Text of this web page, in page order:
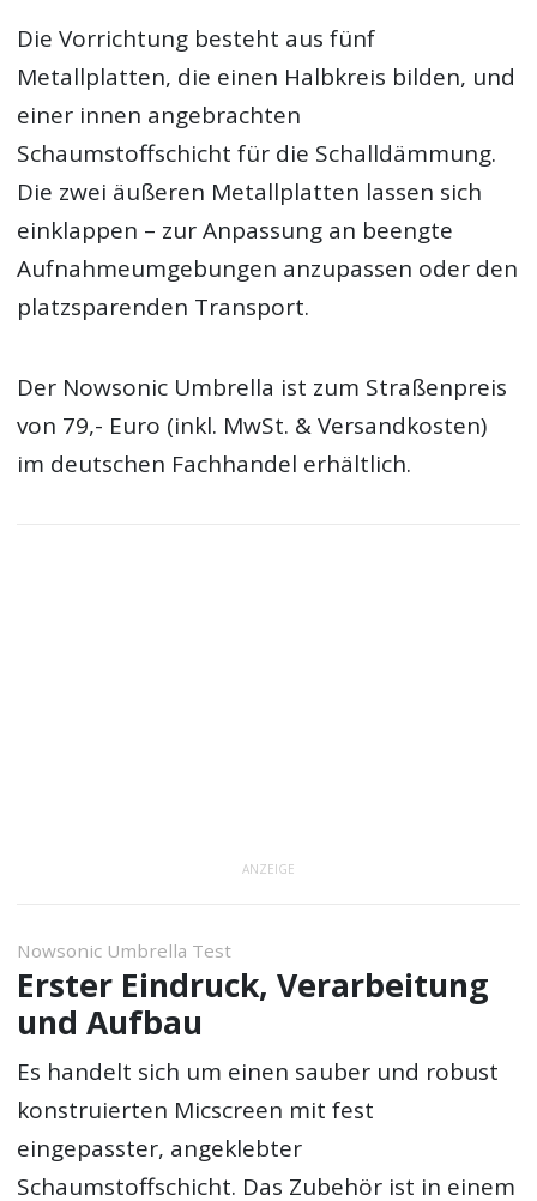
Die Vorrichtung besteht aus fünf
Metallplatten, die einen Halbkreis bilden, und
einer innen angebrachten
Schaumstoffschicht für die Schalldämmung.
Die zwei äußeren Metallplatten lassen sich
einklappen – zur Anpassung an beengte
Aufnahmeumgebungen anzupassen oder den
platzsparenden Transport.
Der Nowsonic Umbrella ist zum Straßenpreis
von 79,- Euro (inkl. MwSt. & Versandkosten)
im deutschen Fachhandel erhältlich.
ANZEIGE
Nowsonic Umbrella Test
Erster Eindruck, Verarbeitung
und Aufbau
Es handelt sich um einen sauber und robust
konstruierten Micscreen mit fest
eingepasster, angeklebter
Schaumstoffschicht. Das Zubehör ist in einem